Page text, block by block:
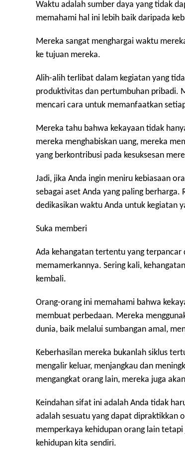
Waktu adalah sumber daya yang tidak
memahami hal ini lebih baik daripada
Mereka sangat menghargai waktu
ke tujuan mereka.
Alih-alih terlibat dalam kegiatan yang
produktivitas dan pertumbuhan pribadi.
mencari cara untuk memanfaatkan
Mereka tahu bahwa kekayaan tidak
mereka menghabiskan uang, mereka
yang berkontribusi pada kesuksesan
Jadi, jika Anda ingin meniru kebiasaan
sebagai aset Anda yang paling
dedikasikan waktu Anda untuk kegiatan
Suka memberi
Ada kehangatan tertentu yang
memamerkannya. Sering kali,
kembali.
Orang-orang ini memahami bahwa
membuat perbedaan. Mereka
dunia, baik melalui sumbangan amal,
Keberhasilan mereka bukanlah siklus
mengalir keluar, menjangkau dan
mengangkat orang lain, mereka juga
Keindahan sifat ini adalah Anda tidak
adalah sesuatu yang dapat dipraktikkan
memperkaya kehidupan orang lain
kehidupan kita sendiri.